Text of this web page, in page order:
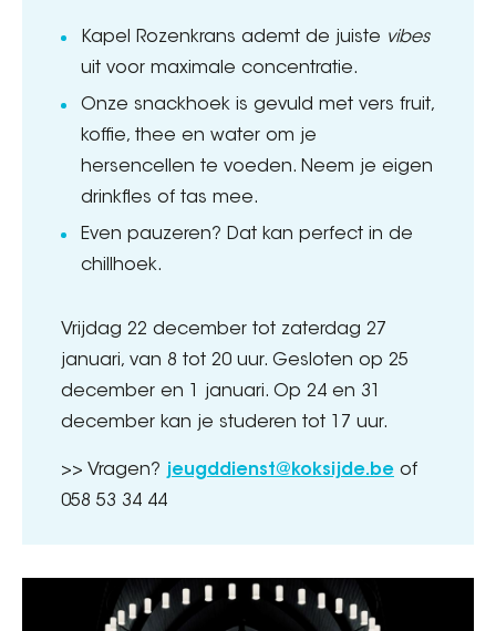
Kapel Rozenkrans ademt de juiste vibes
uit voor maximale concentratie.
Onze snackhoek is gevuld met vers fruit,
koffie, thee en water om je
hersencellen te voeden. Neem je eigen
drinkfles of tas mee.
Even pauzeren? Dat kan perfect in de
chillhoek.
Vrijdag 22 december tot zaterdag 27
januari, van 8 tot 20 uur. Gesloten op 25
december en 1 januari. Op 24 en 31
december kan je studeren tot 17 uur.
>> Vragen? jeugddienst@koksijde.be of
058 53 34 44